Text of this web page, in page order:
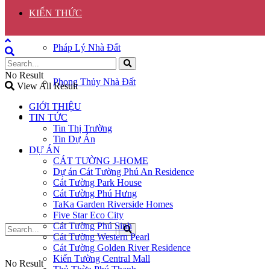
KIẾN THỨC
Pháp Lý Nhà Đất
Phong Thủy Nhà Đất
GÓC CHIA SẺ
LIÊN HỆ
No Result
No Result
View All Result
GIỚI THIỆU
TIN TỨC
Tin Thị Trường
Tin Dự Án
DỰ ÁN
CÁT TƯỜNG J-HOME
Dự án Cát Tường Phú An Residence
Cát Tường Park House
Cát Tường Phú Hưng
TaKa Garden Riverside Homes
Five Star Eco City
Cát Tường Phú Sinh
Cát Tường Western Pearl
Cát Tường Golden River Residence
Kiến Tường Central Mall